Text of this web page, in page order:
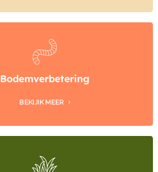
Bodemverbetering
BEKIJIK MEER